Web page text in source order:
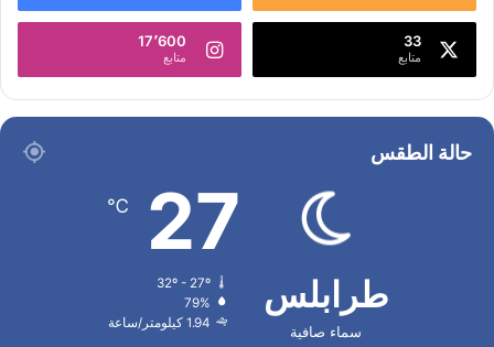
33
متابع
17٬600
متابع
حالة الطقس
طرابلس
سماء صافية
27
℃
32º - 27º
79%
1.94 كيلومتر/ساعة